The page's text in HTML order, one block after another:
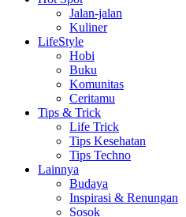
Jalan-jalan
Kuliner
LifeStyle
Hobi
Buku
Komunitas
Ceritamu
Tips & Trick
Life Trick
Tips Kesehatan
Tips Techno
Lainnya
Budaya
Inspirasi & Renungan
Sosok